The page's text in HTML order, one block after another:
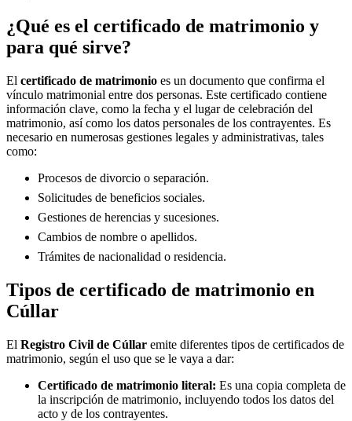
¿Qué es el certificado de matrimonio y
para qué sirve?
El certificado de matrimonio es un documento que confirma el
vínculo matrimonial entre dos personas. Este certificado contiene
información clave, como la fecha y el lugar de celebración del
matrimonio, así como los datos personales de los contrayentes. Es
necesario en numerosas gestiones legales y administrativas, tales
como:
Procesos de divorcio o separación.
Solicitudes de beneficios sociales.
Gestiones de herencias y sucesiones.
Cambios de nombre o apellidos.
Trámites de nacionalidad o residencia.
Tipos de certificado de matrimonio en
Cúllar
El Registro Civil de Cúllar emite diferentes tipos de certificados de
matrimonio, según el uso que se le vaya a dar:
Certificado de matrimonio literal: Es una copia completa de
la inscripción de matrimonio, incluyendo todos los datos del
acto y de los contrayentes.